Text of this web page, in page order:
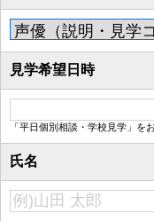
見学希望日時
「平日個別相談・学校見学」を
氏名